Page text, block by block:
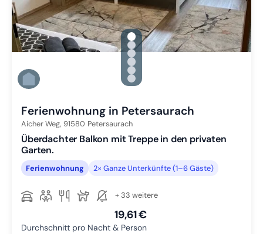
gallery.slide_selector
Zu Slide 1 wechseln
Zu Slide 2 wechseln
Zu Slide 3 wechseln
Zu Slide 4 wechseln
Zu Slide 5 wechseln
Zu Slide 6 wechseln
Ferienwohnung in Petersaurach
Aicher Weg, 91580 Petersaurach
Überdachter Balkon mit Treppe in den privaten
Garten.
Ferienwohnung 2× Ganze Unterkünfte (1–6 Gäste)
+ 33 weitere
19,61 €
Durchschnitt pro Nacht & Person